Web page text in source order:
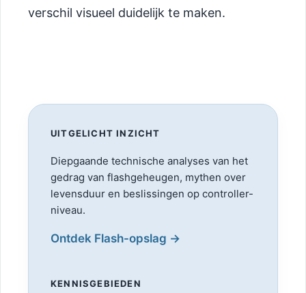
verschil visueel duidelijk te maken.
UITGELICHT INZICHT
Diepgaande technische analyses van het
gedrag van flashgeheugen, mythen over
levensduur en beslissingen op controller-
niveau.
Ontdek Flash-opslag →
KENNISGEBIEDEN